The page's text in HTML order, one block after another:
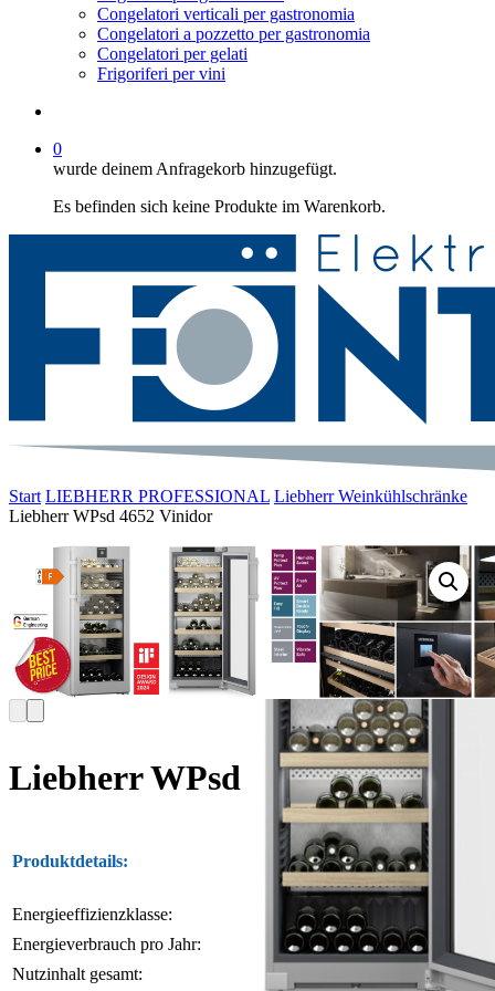
Congelatori verticali per gastronomia
Congelatori a pozzetto per gastronomia
Congelatori per gelati
Frigoriferi per vini
0
wurde deinem Anfragekorb hinzugefügt.
Es befinden sich keine Produkte im Warenkorb.
Start LIEBHERR PROFESSIONAL Liebherr Weinkühlschränke
Liebherr WPsd 4652 Vinidor
Liebherr WPsd 4652 Vinidor
Produktdetails:
Energieeffizienzklasse:
Energieverbrauch pro Jahr:
118 kWh
Nutzinhalt gesamt: